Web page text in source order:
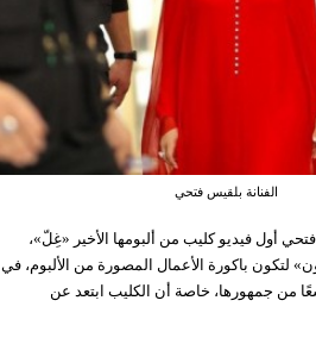
الفنانة بلقيس فتحي
أول فيديو كليب من ألبومها الأخير «غِلّ»،
لتكون باكورة الأعمال المصورة من الألبوم، في
من جمهورها، خاصة أن الكليب ابتعد عن